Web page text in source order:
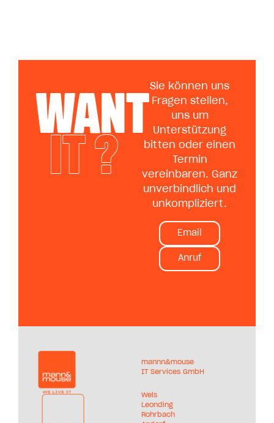
WANT
IT ?
Sie können uns
Fragen stellen,
uns um
Unterstützung
bitten oder einen
Termin
vereinbaren. Ganz
unverbindlich und
unkompliziert.
Email
Anruf
mannn&mouse
IT Services GmbH
Wels
Leonding
Rohrbach